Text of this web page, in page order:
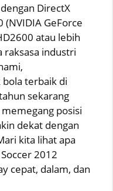
DirectX
(NVIDIA GeForce
atau lebih
raksasa industri
terbaik di
sekarang
posisi
dekat dengan
kita lihat apa
2012
cepat, dalam, dan